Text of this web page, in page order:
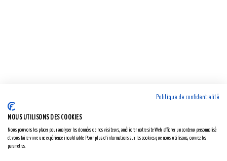
Politique de confidentialité
NOUS UTILISONS DES COOKIES
Nous pouvons les placer pour analyser les données de nos visiteurs, améliorer notre site Web, afficher un contenu personnalisé
et vous faire vivre une expérience inoubliable. Pour plus d'informations sur les cookies que nous utilisons, ouvrez les
paramètres.